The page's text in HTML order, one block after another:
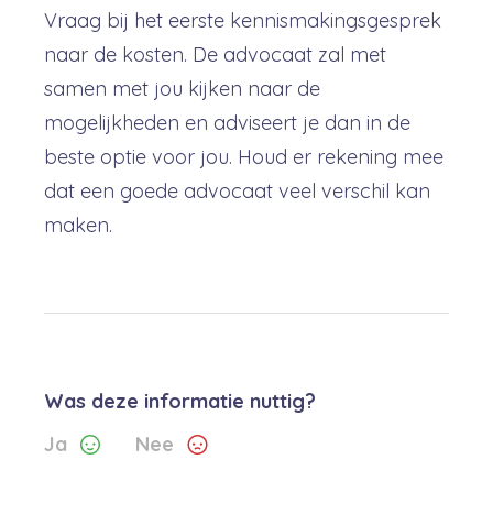
Vraag bij het eerste kennismakingsgesprek
naar de kosten. De advocaat zal met
samen met jou kijken naar de
mogelijkheden en adviseert je dan in de
beste optie voor jou. Houd er rekening mee
dat een goede advocaat veel verschil kan
maken.
Was deze informatie nuttig?
Ja
Nee